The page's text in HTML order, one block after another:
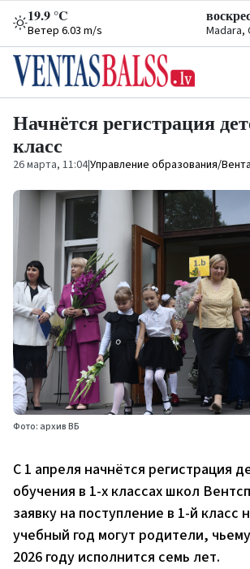
19.9 °C
Ветер 6.03 m/s Madara,
Начнётся регистрация
класс
26 марта, 11:04|Управление образования/
Фото: архив ВБ
С 1 апреля начнётся регистрация
обучения в 1-х классах школ
заявку на поступление в 1-й класс
учебный год могут родители,
2026 году исполнится семь лет.